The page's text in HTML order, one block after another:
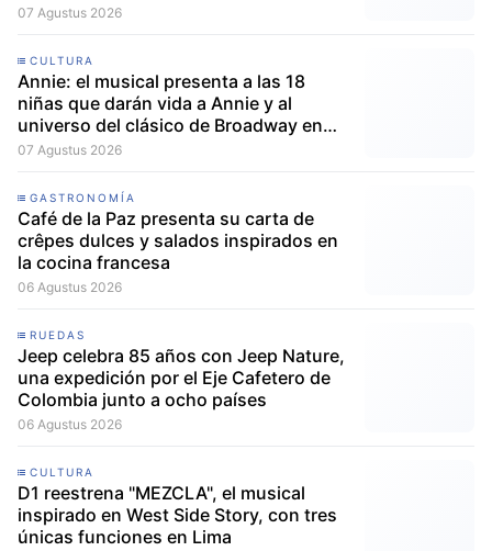
07 Agustus 2026
CULTURA
Annie: el musical presenta a las 18
niñas que darán vida a Annie y al
universo del clásico de Broadway en
Lima
07 Agustus 2026
GASTRONOMÍA
Café de la Paz presenta su carta de
crêpes dulces y salados inspirados en
la cocina francesa
06 Agustus 2026
RUEDAS
Jeep celebra 85 años con Jeep Nature,
una expedición por el Eje Cafetero de
Colombia junto a ocho países
06 Agustus 2026
CULTURA
D1 reestrena "MEZCLA", el musical
inspirado en West Side Story, con tres
únicas funciones en Lima